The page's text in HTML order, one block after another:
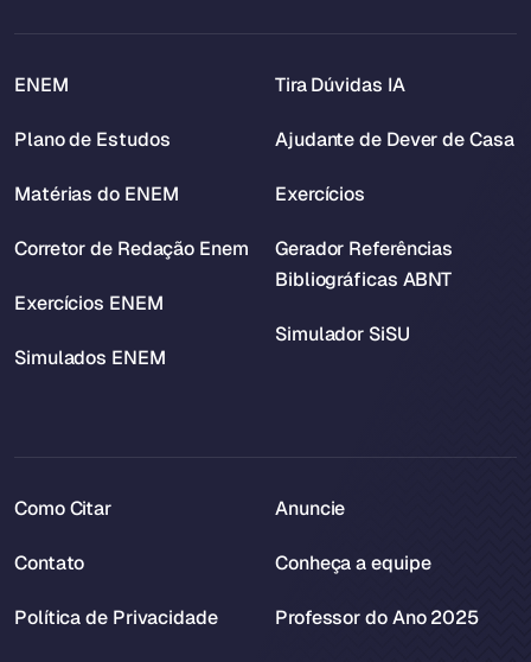
ENEM
Plano de Estudos
Matérias do ENEM
Corretor de Redação Enem
Exercícios ENEM
Simulados ENEM
Tira Dúvidas IA
Ajudante de Dever de Casa
Exercícios
Gerador Referências
Bibliográficas ABNT
Simulador SiSU
Como Citar
Contato
Política de Privacidade
Anuncie
Conheça a equipe
Professor do Ano 2025